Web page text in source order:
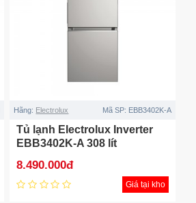
Hãng: Electrolux Mã SP: EBB3402K-A
Tủ lạnh Electrolux Inverter
EBB3402K-A 308 lít
8.490.000đ
Giá tại kho